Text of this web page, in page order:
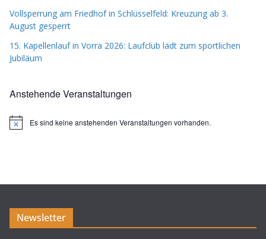
Vollsperrung am Friedhof in Schlüsselfeld: Kreuzung ab 3.
August gesperrt
15. Kapellenlauf in Vorra 2026: Laufclub lädt zum sportlichen
Jubiläum
Anstehende Veranstaltungen
H
s
Es sind keine anstehenden Veranstaltungen vorhanden.
Newsletter